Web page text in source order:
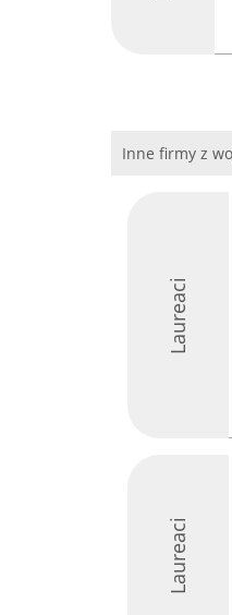
Inne firmy z
Laureaci
Laureaci